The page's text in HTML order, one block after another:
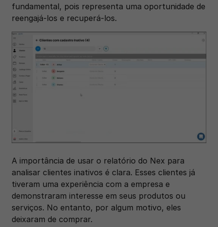
fundamental, pois representa uma oportunidade de
reengajá-los e recuperá-los.
A importância de usar o relatório do Nex para
analisar clientes inativos é clara. Esses clientes já
tiveram uma experiência com a empresa e
demonstraram interesse em seus produtos ou
serviços. No entanto, por algum motivo, eles
deixaram de comprar.